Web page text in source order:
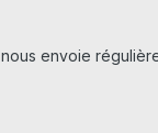
envoie